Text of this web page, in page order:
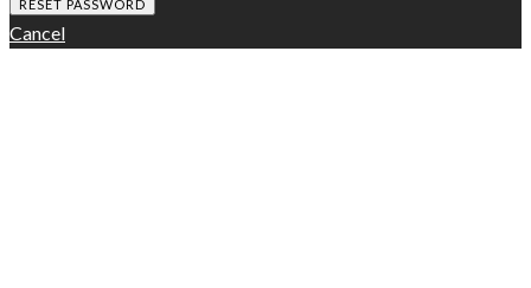
Cancel